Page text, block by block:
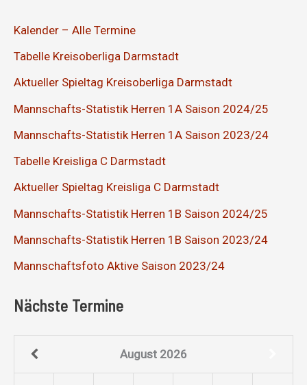
Kalender – Alle Termine
Tabelle Kreisoberliga Darmstadt
Aktueller Spieltag Kreisoberliga Darmstadt
Mannschafts-Statistik Herren 1A Saison 2024/25
Mannschafts-Statistik Herren 1A Saison 2023/24
Tabelle Kreisliga C Darmstadt
Aktueller Spieltag Kreisliga C Darmstadt
Mannschafts-Statistik Herren 1B Saison 2024/25
Mannschafts-Statistik Herren 1B Saison 2023/24
Mannschaftsfoto Aktive Saison 2023/24
Nächste Termine
August 2026